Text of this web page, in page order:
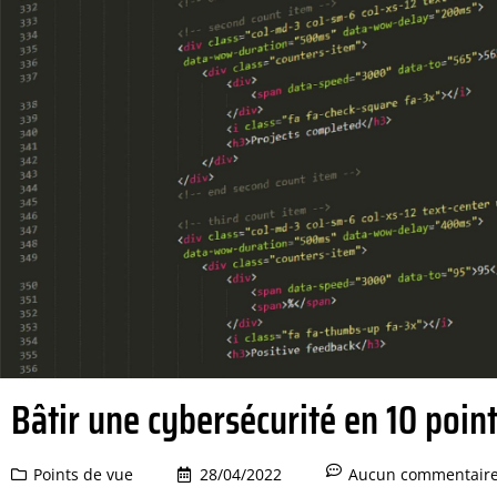
Bâtir une cybersécurité en 10
Points de vue 28/04/2022 Aucun